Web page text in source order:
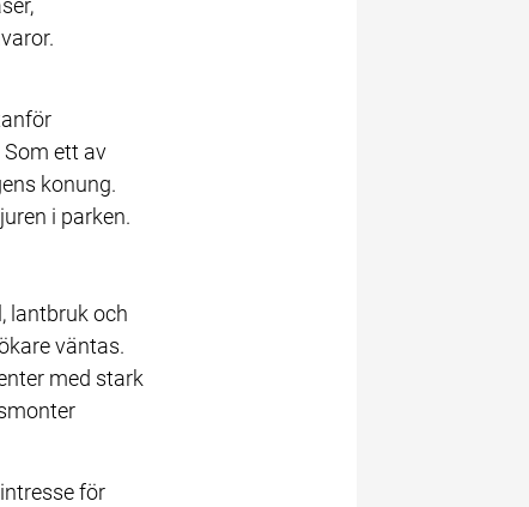
ett av
konung.
i parken.
lantbruk och
väntas.
med stark
för